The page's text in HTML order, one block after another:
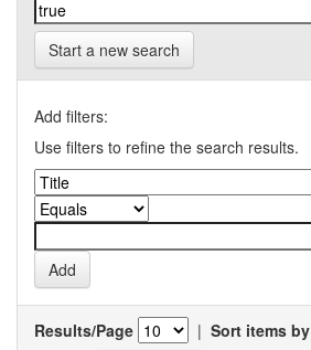
Start a new search
Add filters:
Use filters to refine the search results.
Results/Page | Sort items by